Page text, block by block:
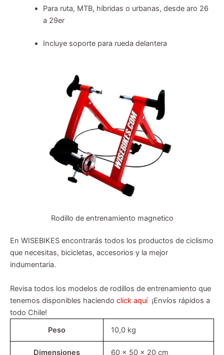
Para ruta, MTB, híbridas o urbanas, desde aro 26
a 29er
Incluye soporte para rueda delantera
Rodillo de entrenamiento magnetico
En WISEBIKES encontrarás todos los productos de ciclismo
que necesitas, bicicletas, accesorios y la mejor
indumentaria.
Revisa todos los modelos de rodillos de entrenamiento que
tenemos disponibles haciendo click aquí¡Envíos rápidos a
todo Chile!
Peso
10,0 kg
Dimensiones 60 × 50 × 20 cm